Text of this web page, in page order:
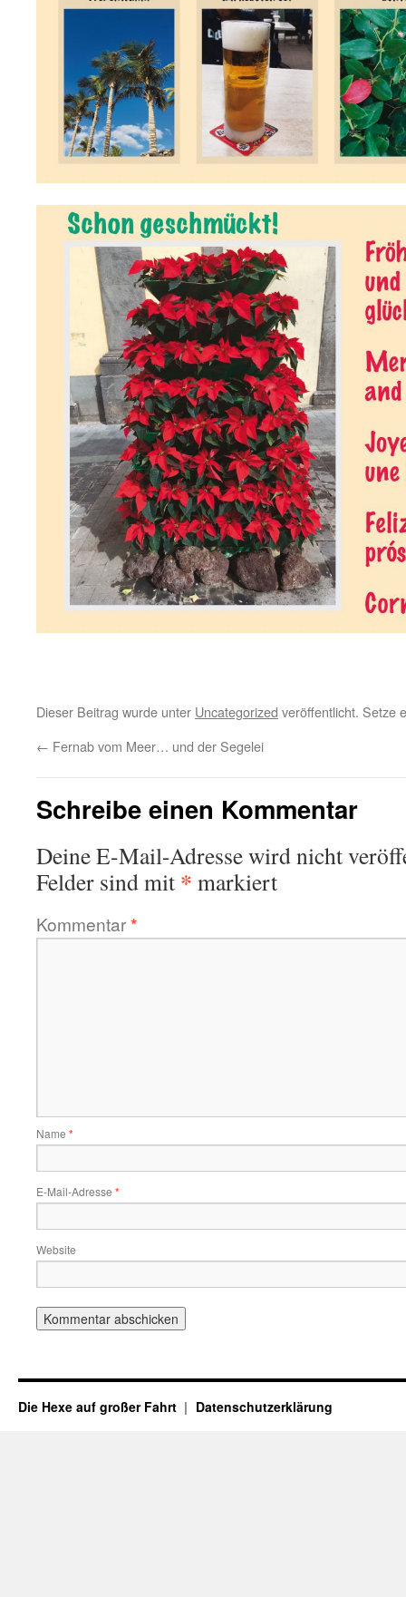
Dieser Beitrag wurde unter Uncategorized veröffentlicht. Setze
← Fernab vom Meer… und der Segelei
Schreibe einen Kommentar
Deine E-Mail-Adresse wird nicht
Felder sind mit * markiert
Kommentar*
Name *
E-Mail-Adresse *
Website
Die Hexe auf großer Fahrt Datenschutzerklärung